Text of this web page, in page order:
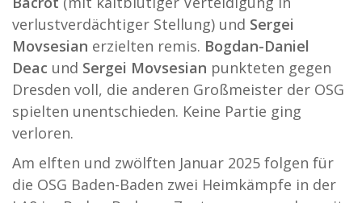
verlustverdächtiger Stellung) und Sergei
Movsesian erzielten remis. Bogdan-Daniel
Deac und Sergei Movsesian punkteten gegen
Dresden voll, die anderen Großmeister der OSG
spielten unentschieden. Keine Partie ging
verloren.
Am elften und zwölften Januar 2025 folgen für
die OSG Baden-Baden zwei Heimkämpfe in der